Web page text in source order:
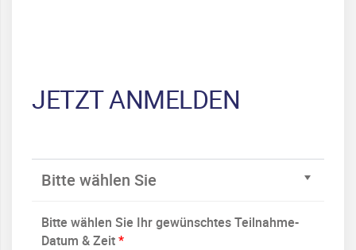
JETZT ANMELDEN
Bitte wählen Sie
Bitte wählen Sie Ihr gewünschtes Teilnahme-
Datum & Zeit*